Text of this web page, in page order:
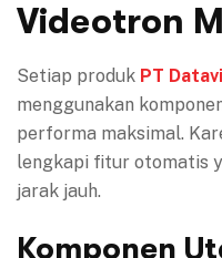
Videotron
Setiap produk PT
menggunakan
performa maksimal.
lengkapi fitur otomatis
jarak jauh.
Komponen